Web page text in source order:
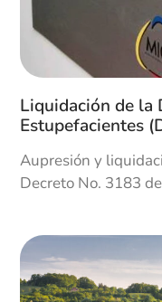
El
de
Liquidación de la
Estupefacientes
Aupresión y
Decreto No. 3183